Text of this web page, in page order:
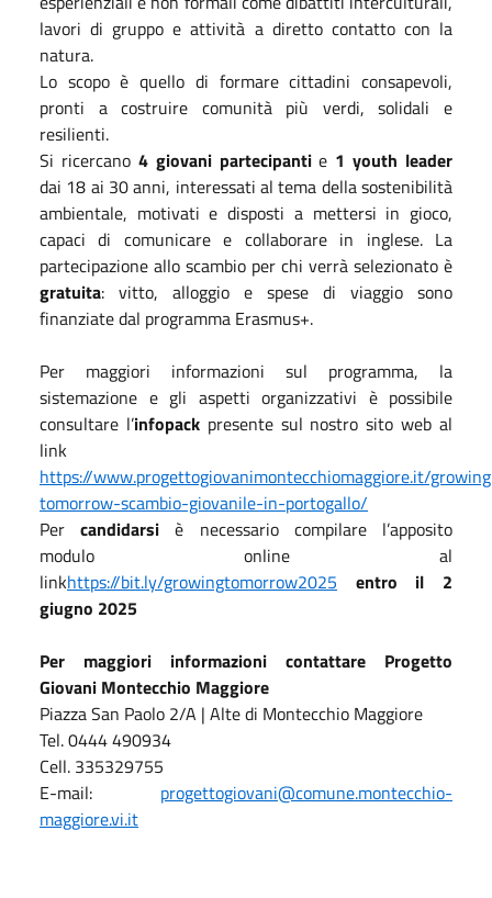
lavori di gruppo e attività a diretto contatto con la
natura.
Lo scopo è quello di formare cittadini consapevoli,
pronti a costruire comunità più verdi, solidali e
resilienti.
Si ricercano4 giovani partecipantie 1 youth leader
dai 18 ai 30 anni, interessati al tema della sostenibilità
ambientale, motivati e disposti a mettersi in gioco,
capaci di comunicare e collaborare in inglese. La
partecipazione allo scambio per chi verrà selezionato è
gratuita: vitto, alloggio e spese di viaggio sono
finanziate dal programma Erasmus+.
Per maggiori informazioni sul programma, la
sistemazione e gli aspetti organizzativi è possibile
consultare l’infopackpresente sul nostro sito web al
link
https://www.progettogiovanimontecchiomaggiore.it/
tomorrow-scambio-giovanile-in-portogallo/
Percandidarsiè necessario compilare l’apposito
modulo online al
linkhttps://bit.ly/growingtomorrow2025
entro il 2
giugno 2025
Per maggiori informazioni contattare Progetto
Giovani Montecchio Maggiore
Piazza San Paolo 2/A | Alte di Montecchio Maggiore
Tel. 0444 490934
Cell. 335329755
E-mail: progettogiovani@comune.montecchio-
maggiore.vi.it